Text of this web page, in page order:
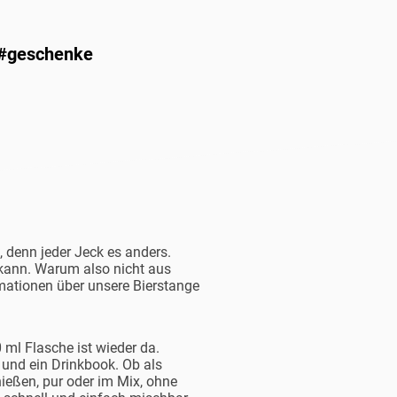
jeder Jeck es anders.
Warum also nicht aus
über unsere Bierstange
Flasche ist wieder da.
ein Drinkbook. Ob als
pur oder im Mix, ohne